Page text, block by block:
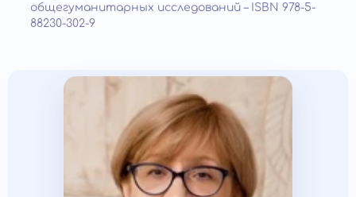
общегуманитарных исследований – ISBN 978-5-
88230-302-9